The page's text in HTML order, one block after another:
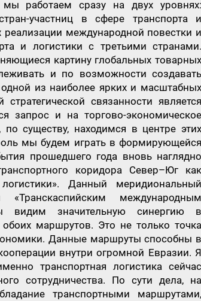
работаем сразу на двух уровнях:
участниц в сфере транспорта и
международной повестки и
и логистики с третьими странами.
картину глобальных товарных
и по возможности создавать
из наиболее ярких и масштабных
связанности является
запрос и на торгово-экономическое
существу, находимся в центре этих
мы будем играть в формирующейся
прошедшего года вновь наглядно
коридора Север–Юг как
Данный меридиональный
международным
видим значительную синергию в
маршрутов. Это не только точка
Данные маршруты способны в
внутри огромной Евразии. Я
транспортная логистика сейчас
сотрудничества. По сути дела, на
транспортными маршрутами,